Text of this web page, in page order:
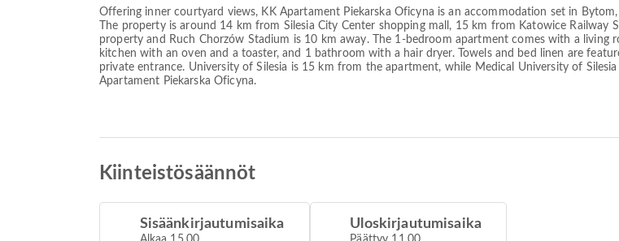
Offering inner courtyard views, KK Apartament Piekarska Oficyna is an accommodation set in
The property is around 14 km from Silesia City Center shopping mall, 15 km from Katowice
property and Ruch Chorzów Stadium is 10 km away. The 1-bedroom apartment comes with a living
kitchen with an oven and a toaster, and 1 bathroom with a hair dryer. Towels and bed linen are
private entrance. University of Silesia is 15 km from the apartment, while Medical University of
Apartament Piekarska Oficyna.
Kiinteistösäännöt
Sisäänkirjautumisaika Uloskirjautumisaika